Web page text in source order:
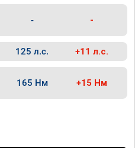
- -
125 л.с. +11 л.с.
165 Нм +15 Нм